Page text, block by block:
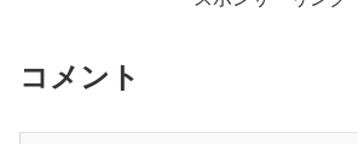
コメント